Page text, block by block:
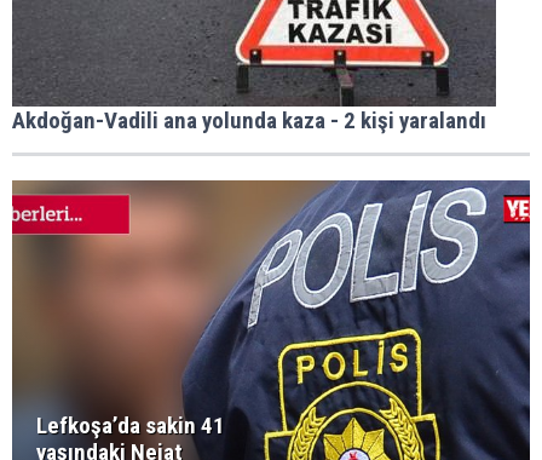
Akdoğan-Vadili ana yolunda kaza - 2 kişi yaralandı
Lefkoşa’da sakin 41
yaşındaki Nejat